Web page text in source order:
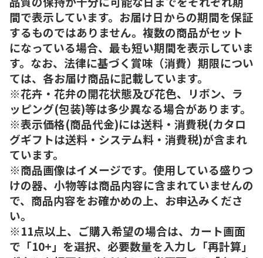
間で表示しています。お届け日からの期間を保証
するものではありません。複数の商品がセット
になっている場合、最も短い期間を表示していま
す。なお、法律に基づく賞味（消費）期限につい
ては、各お届け商品に記載しています。
※花卉・花弁の開花状態及び花色、リボン、ラ
ッピング(包装)等は多少異なる場合があります。
※表示価格(商品代金)には送料・消費税(カタロ
グギフトは送料・システム料・消費税)が含まれ
ています。
※商品画像はイメージです。使用している盛りつ
けの器、小物等は商品内容に含まれていませんの
で、商品内容をお確かめの上、お申込みくださ
い。
※11点以上、ご購入希望の場合は、カート画面
で「10+」を選択、必要数量を入力し「再計算」